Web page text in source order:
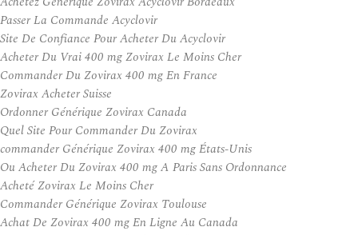
Passer La Commande Acyclovir
Site De Confiance Pour Acheter Du Acyclovir
Acheter Du Vrai 400 mg Zovirax Le Moins Cher
Commander Du Zovirax 400 mg En France
Zovirax Acheter Suisse
Ordonner Générique Zovirax Canada
Quel Site Pour Commander Du Zovirax
commander Générique Zovirax 400 mg États-Unis
Ou Acheter Du Zovirax 400 mg A Paris Sans Ordonnance
Acheté Zovirax Le Moins Cher
Commander Générique Zovirax Toulouse
Achat De Zovirax 400 mg En Ligne Au Canada